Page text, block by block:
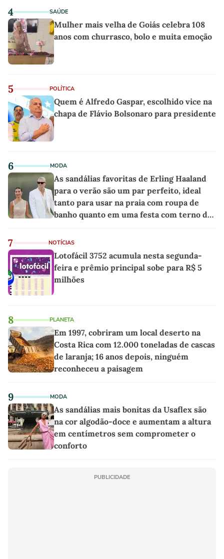
4 SAÚDE
Mulher mais velha de Goiás celebra 108
anos com churrasco, bolo e muita emoção
5 POLÍTICA
Quem é Alfredo Gaspar, escolhido vice na
chapa de Flávio Bolsonaro para presidente
6 MODA
As sandálias favoritas de Erling Haaland
para o verão são um par perfeito, ideal
tanto para usar na praia com roupa de
banho quanto em uma festa com terno de
7 NOTÍCIAS
Lotofácil 3752 acumula nesta segunda-
feira e prêmio principal sobe para R$ 5
milhões
8 PLANETA
Em 1997, cobriram um local deserto na
Costa Rica com 12.000 toneladas de cascas
de laranja; 16 anos depois, ninguém
reconheceu a paisagem
9 MODA
As sandálias mais bonitas da Usaflex são
na cor algodão-doce e aumentam a altura
em centímetros sem comprometer o
conforto
PUBLICIDADE